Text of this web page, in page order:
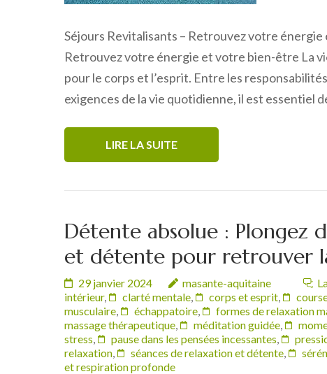
Séjours Revitalisants – Retrouvez votre
Retrouvez votre énergie et votre bien-être La
pour le corps et l’esprit. Entre les
exigences de la vie quotidienne, il est essentiel
LIRE LA SUITE
Détente absolue : Plongez
et détente pour retrouver
29 janvier 2024 masante-aquitaine
intérieur, clarté mentale, corps et esprit,
musculaire, échappatoire, formes de relaxation
massage thérapeutique, méditation guidée,
stress, pause dans les pensées incessantes,
relaxation, séances de relaxation et détente,
et respiration profonde